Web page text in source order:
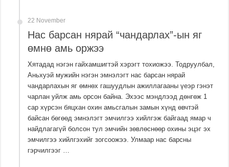
22 November
Нас барсан нярай “чандарлах”-ын яг
өмнө амь оржээ
Хятадад нэгэн гайхамшигтэй хэрэгт тохиожээ. Тодруулбал,
Аньхуэй мужийн нэгэн эмнэлэгт нас барсан нярай
чандарлахын яг өмнөх гашуудлын ажиллагааны үеэр гэнэт
чарлан уйлж амь орсон байна. Эхээс мэндлээд дөнгөж 1
сар хүрсэн бяцхан охин амьсгалын замын хүнд өвчтэй
байсан бөгөөд эмнэлэгт эмчилгээ хийлгэж байгаад ямар ч
найдлагагүй болсон тул эмчийн зөвлөснөөр охины эцэг эх
эмчилгээ хийлгэхийг зогсоожээ. Улмаар нас барсны
гэрчилгээг …